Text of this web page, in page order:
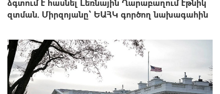
ձգտում է հասնել Լեռնային Ղարաբաղում էթնիկ
զտման. Միրզոյանը՝ ԵԱՀԿ գործող նախագահին